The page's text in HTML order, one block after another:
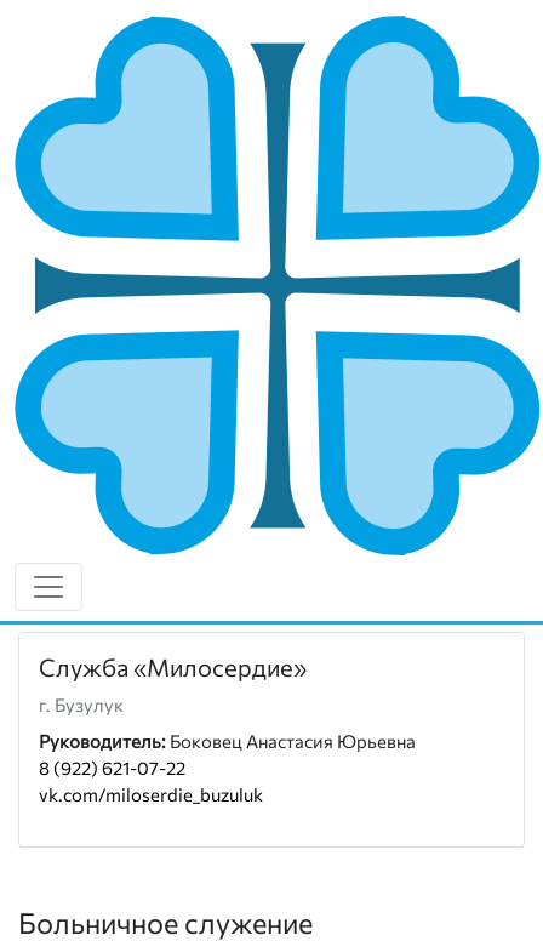
БУЗУЛУКСКАЯ И СОРОЧИНСКАЯ
ГЛАВНАЯ МИТРОПОЛИИ БУЗУЛУКСКАЯ И СОРОЧИНСКАЯ
Епархией управляет епископ Бузулукский и
Сорочинский Алексий.
ОСНОВНЫЕ НАПРАВЛЕНИЯ
РАБОТЫ
Социальное служение
Руководитель: иерей Вадим Агутин
8 (922) 548-85-55
vk.com/buzulukeparh
Служба «Милосердие»
г. Бузулук
Руководитель: Боковец Анастасия Юрьевна
8 (922) 621-07-22
vk.com/miloserdie_buzuluk
Больничное служение